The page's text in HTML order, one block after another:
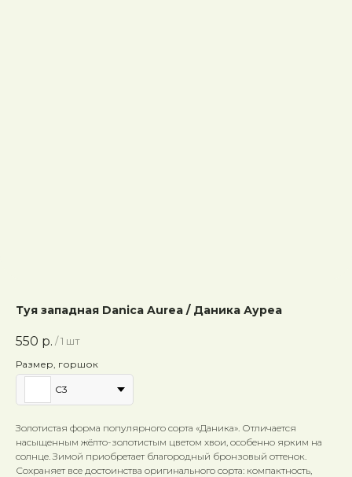
Туя западная Danica Aurea / Даника Ауреа
550 р. / 1 шт
Размер, горшок
C3
Золотистая форма популярного сорта «Даника». Отличается
насыщенным жёлто-золотистым цветом хвои, особенно ярким на
солнце. Зимой приобретает благородный бронзовый оттенок.
Сохраняет все достоинства оригинального сорта: компактность,